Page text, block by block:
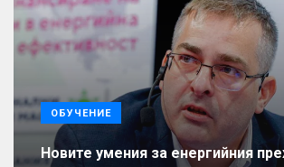
ОБУЧЕНИЕ
Новите умения за енергийния